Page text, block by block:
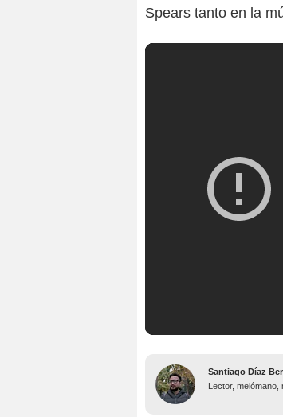
Spears tanto en la
Santiago Díaz
Lector, melómano,